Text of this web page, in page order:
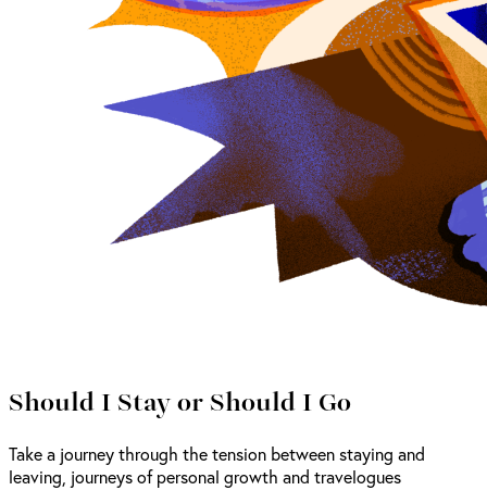
Should I Stay or Should I Go
Take a journey through the tension between staying and
leaving, journeys of personal growth and travelogues